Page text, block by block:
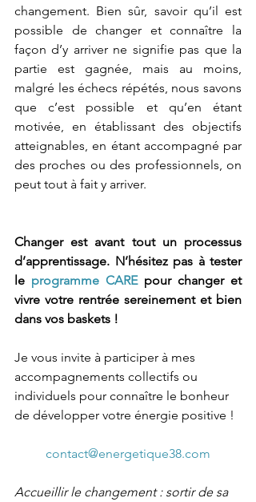
changement. Bien sûr, savoir qu’il est
possible de changer et connaître la
façon d’y arriver ne signifie pas que la
partie est gagnée, mais au moins,
malgré les échecs répétés, nous savons
que c’est possible et qu’en étant
motivée, en établissant des objectifs
atteignables, en étant accompagné par
des proches ou des professionnels, on
peut tout à fait y arriver.
Changer est avant tout un processus
d’apprentissage. N’hésitez pas à tester
le programme CARE pour changer et
vivre votre rentrée sereinement et bien
dans vos baskets !
Je vous invite à participer à mes
accompagnements collectifs ou
individuels pour connaître le bonheur
de développer votre énergie positive !
contact@energetique38.com
Accueillir le changement : sortir de sa